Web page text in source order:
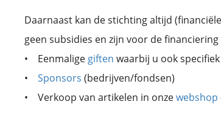
Daarnaast kan de stichting altijd
geen subsidies en zijn voor de
• Eenmalige giften waarbij u ook
• Sponsors (bedrijven/fondsen)
• Verkoop van artikelen in onzewebshop